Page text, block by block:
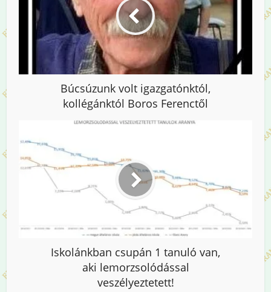
Búcsúzunk volt igazgatónktól,
kollégánktól Boros Ferenctől
Iskolánkban csupán 1 tanuló van,
aki lemorzsolódással
veszélyeztetett!